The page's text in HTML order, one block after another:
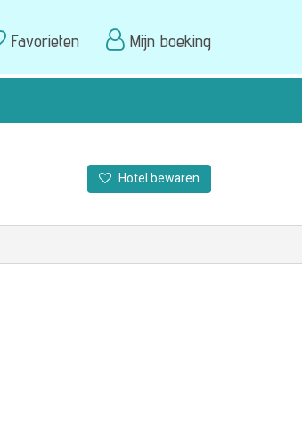
Favorieten Mijn boeking
Hotel bewaren